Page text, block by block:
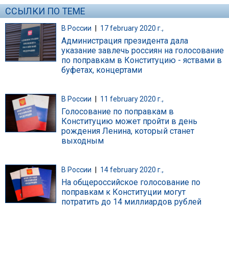
ССЫЛКИ ПО ТЕМЕ
В России | 17 february 2020 г.,
Администрация президента дала
указание завлечь россиян на голосование
по поправкам в Конституцию - яствами в
буфетах, концертами
В России 11 february 2020 г.,
Голосование по поправкам в
Конституцию может пройти в день
рождения Ленина, который станет
выходным
В России 14 february 2020 г.,
На общероссийское голосование по
поправкам к Конституции могут
потратить до 14 миллиардов рублей